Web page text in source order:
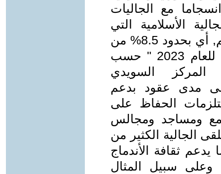
مع الجاليات
الأسلامية التي
يتجاوز عددها اكثر من 875 ألف مسلم, أي بحدود 8.5% من
مجموع سكان البلد البالغ 10 ملايين للعام 2023 " حسب
المركز السويدي
مدى عقود بدعم
الحفاظ على
ومساجد ومجالس
الجالية الكثير من
ثقافة الأندماج
وعلى سبيل المثال